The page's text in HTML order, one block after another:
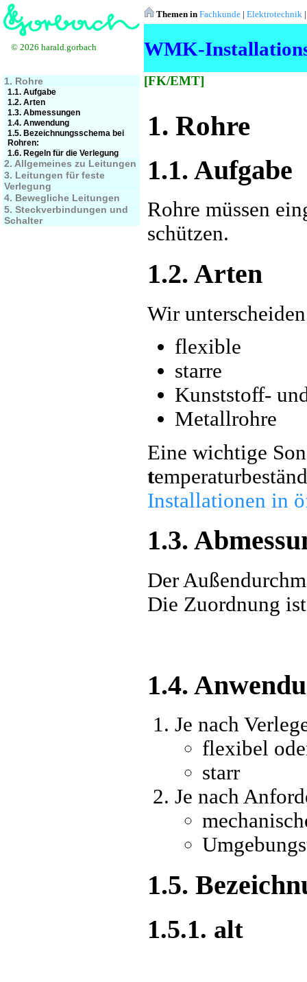
Themen in Fachkunde | Elektrotechnik
WMK-
[FK/EMT]
© 2026 harald.gorbach
1. Rohre
1.1. Aufgabe
1.2. Arten
1.3. Abmessungen
1.4. Anwendung
1.5. Bezeichnungsschema bei
Rohren:
1.6. Regeln für die Verlegung
2. Allgemeines zu Leitungen
3. Leitungen für feste
Verlegung
4. Bewegliche Leitungen
5. Steckverbindungen und
Schalter
1. Rohre
1.1. Aufgabe
Rohre müssen
schützen.
1.2. Arten
Wir
flexible
starre
Kunststoff-
Metallrohre
Eine wichtige
t
Installationen in
1.3.
Der
Die Zuordnung
1.4.
Je nach
flexibel
starr
Je nach
1.5.
1.5.1. alt